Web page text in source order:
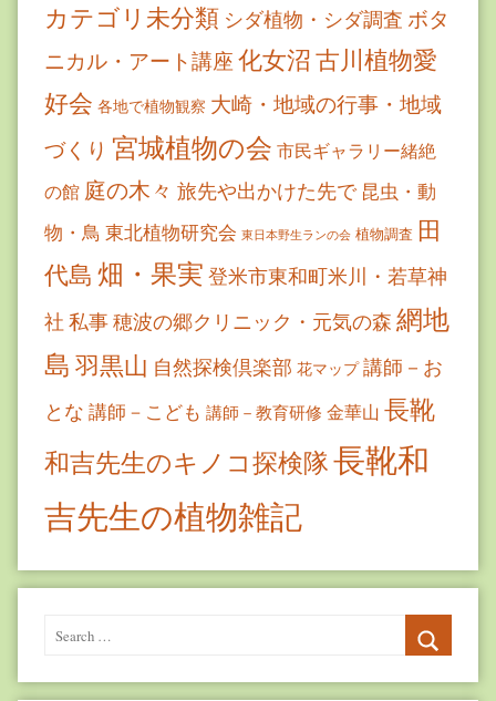
カテゴリ未分類 シダ植物・シダ調査 ボタ
ニカル・アート講座 化女沼古川植物愛
好会 各地で植物観察 大崎・地域の行事・地域
づくり 宮城植物の会 市民ギャラリー緒絶
の館 庭の木々 旅先や出かけた先で 昆虫・動
物・鳥 東北植物研究会 東日本野生ランの会 植物調査 田
代島 畑・果実 登米市東和町米川・若草神
社 私事穂波の郷クリニック・元気の森 網地
島 羽黒山 自然探検倶楽部 花マップ 講師－お
とな 講師－こども 講師－教育研修 金華山 長靴
和吉先生のキノコ探検隊長靴和
吉先生の植物雑記
Search